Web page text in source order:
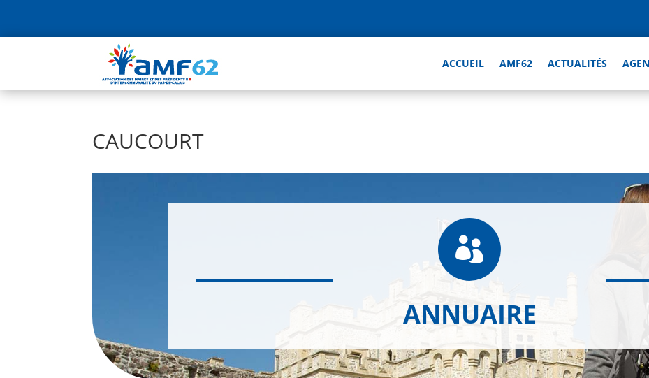
ACCUEIL AMF62 ACTUALITÉS
CAUCOURT

ANNUAIRE